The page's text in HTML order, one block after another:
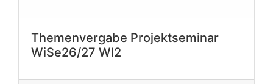
Themenvergabe Projektseminar
WiSe26/27 WI2